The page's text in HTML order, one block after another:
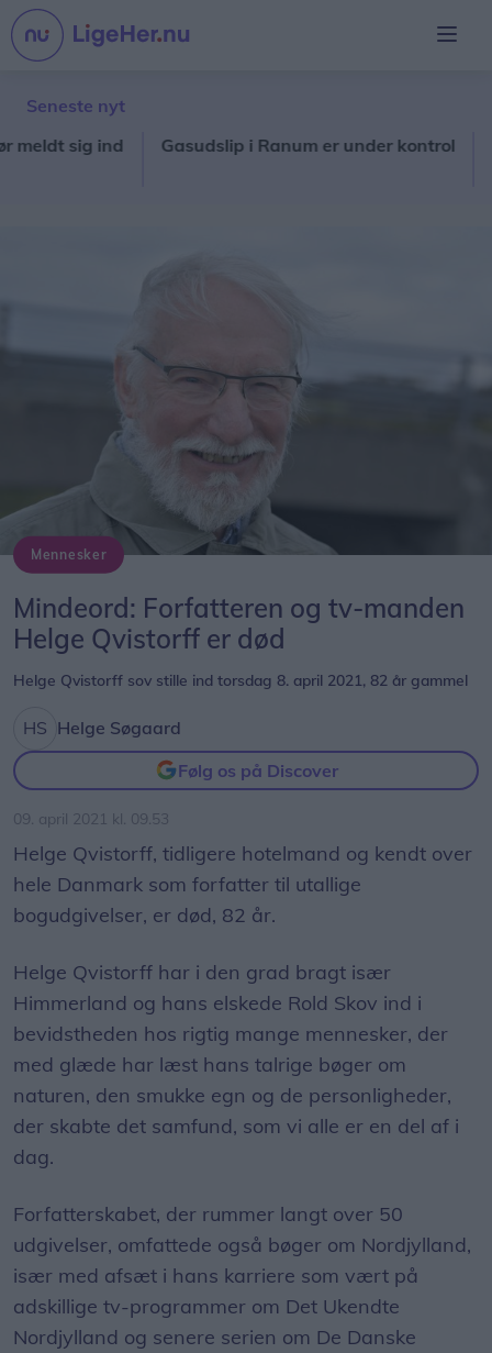
Seneste nyt
sig ind
Gasudslip i Ranum er under kontrol
Mennesker
Mindeord: Forfatteren og tv-manden
Helge Qvistorff er død
Helge Qvistorff sov stille ind torsdag 8. april 2021, 82 år gammel
Helge Søgaard
Følg os på Discover
09. april 2021 kl. 09.53
Helge Qvistorff, tidligere hotelmand og kendt over
hele Danmark som forfatter til utallige
bogudgivelser, er død, 82 år.
Helge Qvistorff har i den grad bragt især
Himmerland og hans elskede Rold Skov ind i
bevidstheden hos rigtig mange mennesker, der
med glæde har læst hans talrige bøger om
naturen, den smukke egn og de personligheder,
der skabte det samfund, som vi alle er en del af i
dag.
Forfatterskabet, der rummer langt over 50
udgivelser, omfattede også bøger om Nordjylland,
især med afsæt i hans karriere som vært på
adskillige tv-programmer om Det Ukendte
Nordjylland og senere serien om De Danske